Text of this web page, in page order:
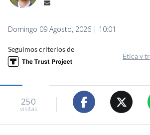
Domingo 09 Agosto, 2026 | 10:01
Seguimos criterios de
Ética y
250
visitas